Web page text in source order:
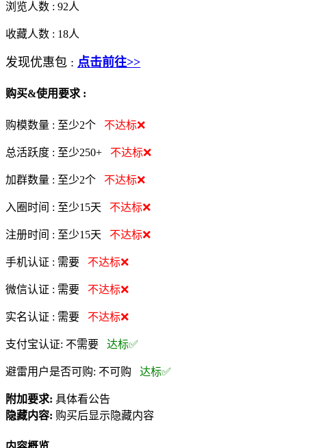
浏览人数 : 92人
收藏人数 : 18人
发现优惠包 : 点击前往>>
购买&使用要求 :
购模数量 : 至少2个 不达标❌
总活跃度 : 至少250+ 不达标❌
加群数量 : 至少2个 不达标❌
入圈时间 : 至少15天 不达标❌
注册时间 : 至少15天 不达标❌
手机认证 : 需要 不达标❌
微信认证 : 需要 不达标❌
实名认证 : 需要 不达标❌
支付宝认证: 不需要 达标✅
避雷用户是否可购: 不可购 达标✅
附加要求: 具体看公告
隐藏内容: 购买后显示隐藏内容